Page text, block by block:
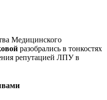
Медицинского
разобрались в тонкостях
репутацией ЛПУ в